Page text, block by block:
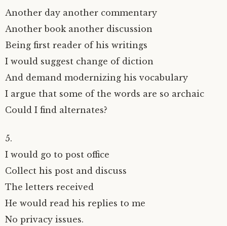
Another day another commentary
Another book another discussion
Being first reader of his writings
I would suggest change of diction
And demand modernizing his vocabulary
I argue that some of the words are so archaic
Could I find alternates?
5.
I would go to post office
Collect his post and discuss
The letters received
He would read his replies to me
No privacy issues.